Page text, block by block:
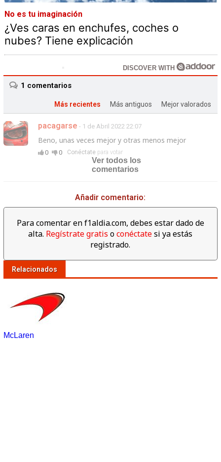
No es tu imaginación
¿Ves caras en enchufes, coches o
nubes? Tiene explicación
DISCOVER WITH
1 comentarios
Más recientes Más antiguos Mejor valorados
pacagarse - 1 de Abril 2022 22:07
Beno, unas veces mejor y otras menos mejor
0 0 Conéctatepara votar
Ver todos los
comentarios
Añadir comentario:
Para comentar en f1aldia.com, debes estar dado de
alta. Regístrate gratis oconéctatesi ya estás
registrado.
Relacionados
McLaren